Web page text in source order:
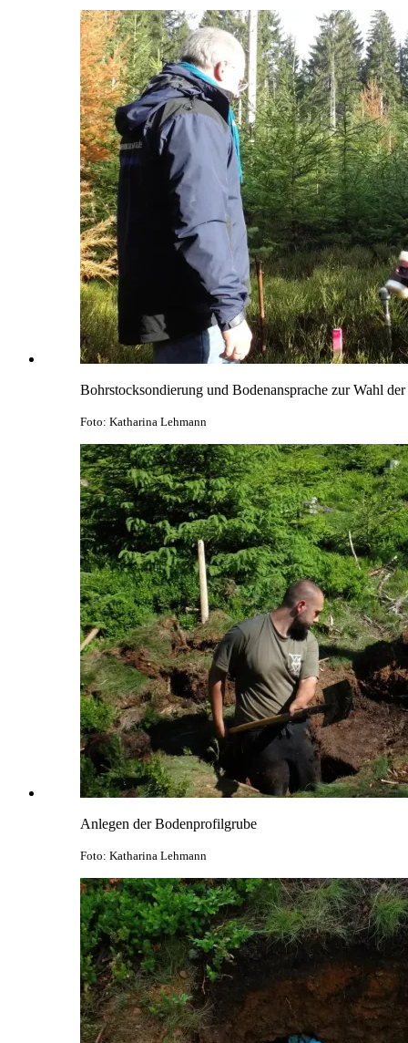
Bohrstocksondierung und Bodenansprache zur Wahl
Foto: Katharina Lehmann
Anlegen der Bodenprofilgrube
Foto: Katharina Lehmann